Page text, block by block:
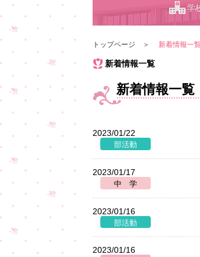
学
トップページ 新着情報一
新着情報一覧
新着情報一覧
2023/01/22
2023/01/17
2023/01/16
2023/01/16